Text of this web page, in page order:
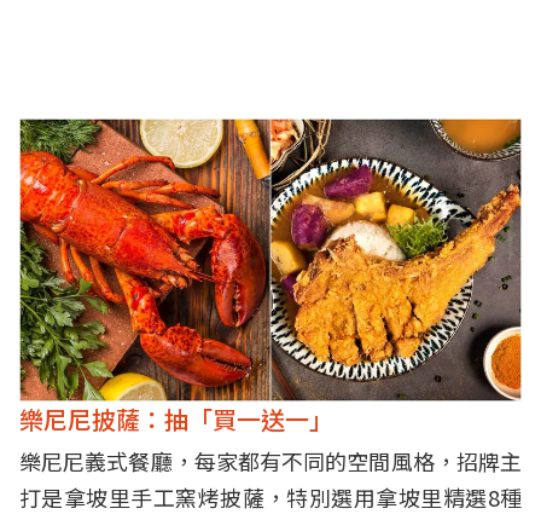
樂尼尼披薩：抽「買一送一」
樂尼尼義式餐廳，每家都有不同的空間風格，招牌主
打是拿坡里手工窯烤披薩，特別選用拿坡里精選8種